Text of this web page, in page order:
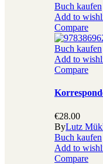
Buch kaufen
Add to
Compare
Buch kaufen
Add to
Compare
€28.00
ByLutz
Buch kaufen
Add to
Compare